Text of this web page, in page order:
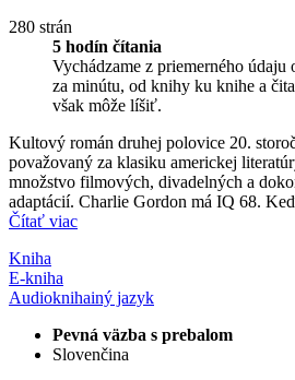
280 strán
5 hodín čítania
Vychádzame z priemerného
za minútu, od knihy ku knihe a
však môže líšiť.
Kultový román druhej polovice 20.
považovaný za klasiku americkej
množstvo filmových, divadelných a
adaptácií. Charlie Gordon má IQ 68.
Čítať viac
Kniha
E-kniha
Audioknihainý jazyk
Pevná väzba s prebalom
Slovenčina